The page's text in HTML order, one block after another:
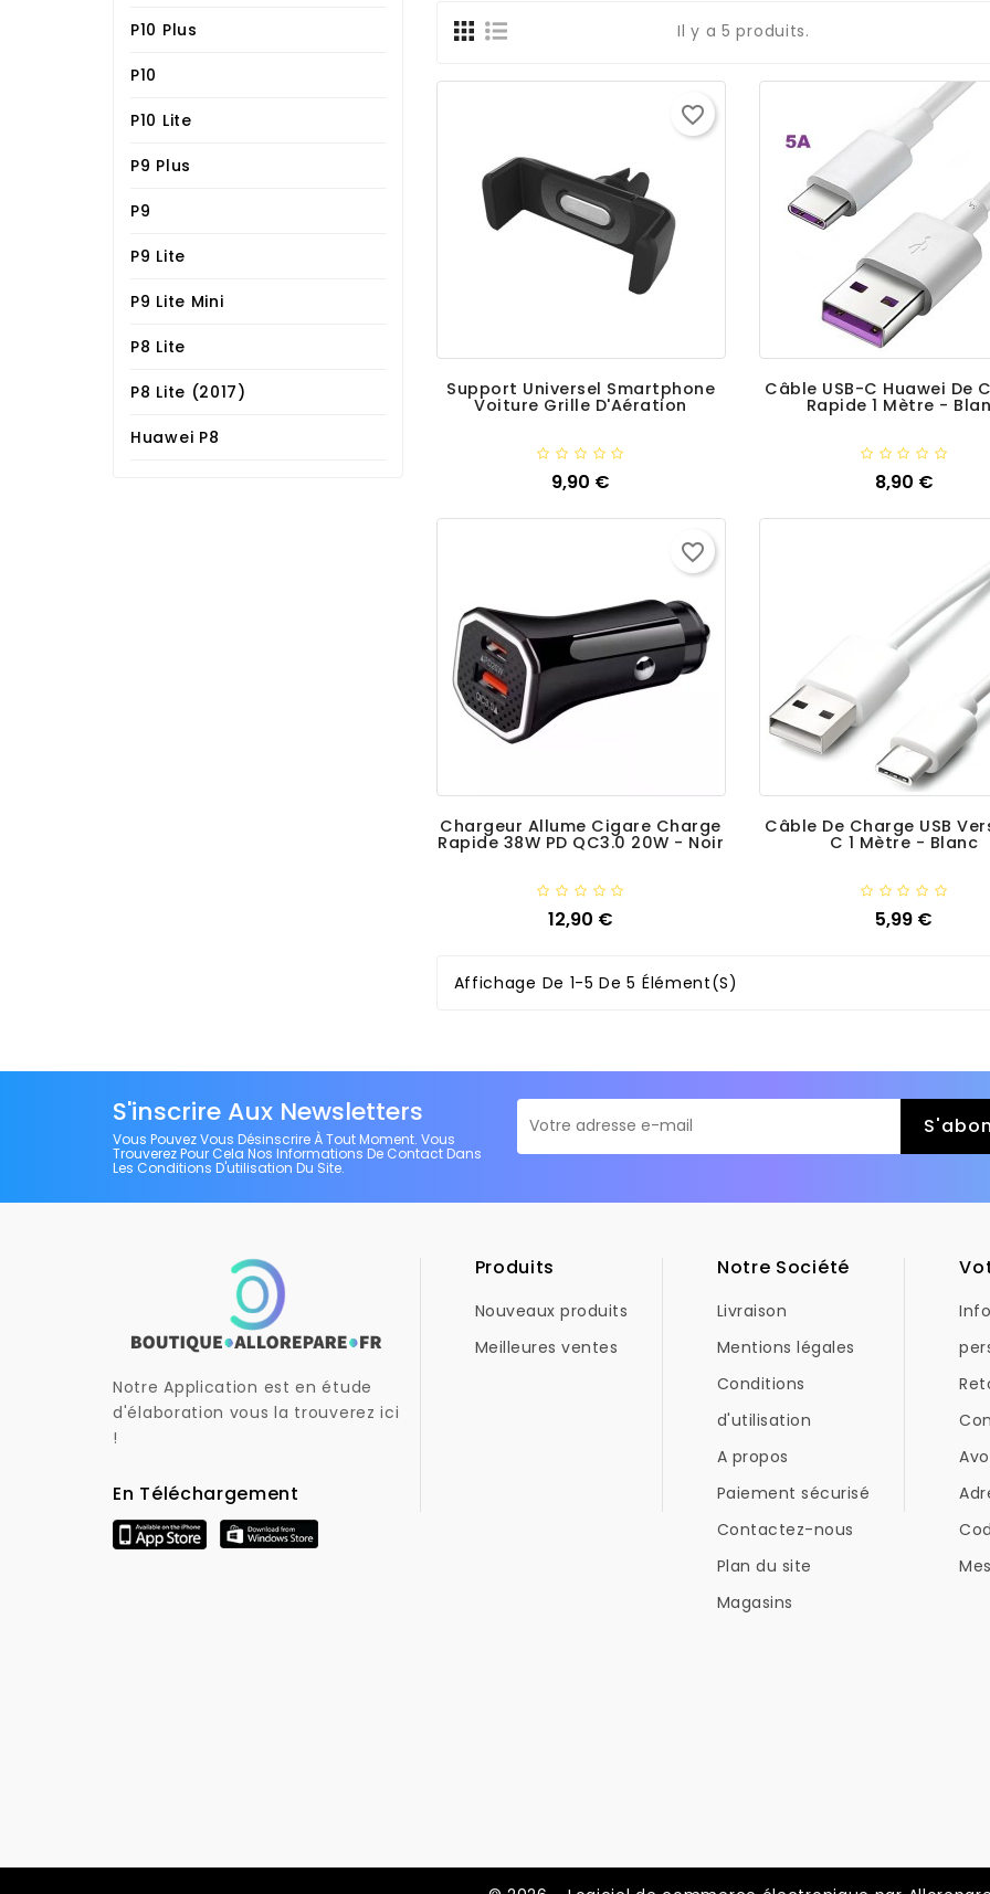
P10 Plus
P10
P10 Lite
P9 Plus
P9
P9 Lite
P9 Lite Mini
P8 Lite
P8 Lite (2017)
Huawei P8
Il y a 5 produits.
Support Universel Smartphone
Voiture Grille D'Aération
9,90 €
Ajouter
favorite_border
Câble USB-C Huawei De
Rapide 1 Mètre -
8,90 €Prix
Ajouter
Chargeur Allume Cigare Charge
Rapide 38W PD QC3.0 20W - Noir
12,90 €
Ajouter
favorite_border
Câble De Charge USB
C 1 Mètre - Blanc
5,99 €
Ajouter
Affichage De 1-5 De 5 Élément(s)
S'inscrire Aux Newsletters
Vous Pouvez Vous Désinscrire À Tout Moment. Vous
Trouverez Pour Cela Nos Informations De Contact Dans
Les Conditions D'utilisation Du Site.
Notre Application est en étude
d'élaboration vous la trouverez ici
!
En Téléchargement
Produits
Nouveaux produits
Meilleures ventes
Notre Société
Livraison
Mentions légales
Conditions
d'utilisation
A propos
Paiement sécurisé
Contactez-nous
Plan du site
Magasins